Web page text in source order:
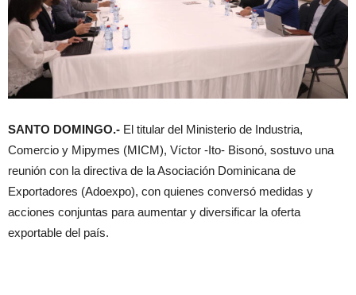
SANTO DOMINGO.- El titular del Ministerio de Industria,
Comercio y Mipymes (MICM), Víctor -Ito- Bisonó, sostuvo una
reunión con la directiva de la Asociación Dominicana de
Exportadores (Adoexpo), con quienes conversó medidas y
acciones conjuntas para aumentar y diversificar la oferta
exportable del país.